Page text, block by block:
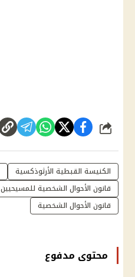
شارك
الكنيسة القبطية الأرثوذكسية
قانون الأحوال الشخصية للمسيحيين
قانون الأحوال الشخصية
محتوى مدفوع